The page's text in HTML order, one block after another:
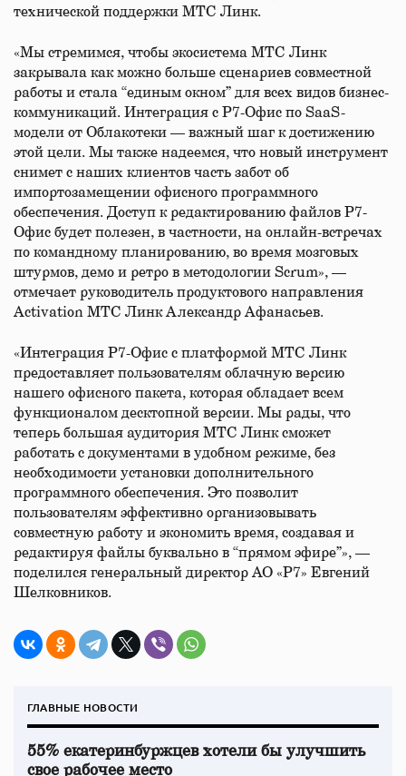
технической поддержки МТС Линк.
«Мы стремимся, чтобы экосистема МТС Линк
закрывала как можно больше сценариев совместной
работы и стала “единым окном” для всех видов бизнес-
коммуникаций. Интеграция с Р7-Офис по SaaS-
модели от Облакотеки — важный шаг к достижению
этой цели. Мы также надеемся, что новый инструмент
снимет с наших клиентов часть забот об
импортозамещении офисного программного
обеспечения. Доступ к редактированию файлов Р7-
Офис будет полезен, в частности, на онлайн-встречах
по командному планированию, во время мозговых
штурмов, демо и ретро в методологии Scrum», —
отмечает руководитель продуктового направления
Activation МТС Линк Александр Афанасьев.
«Интеграция Р7-Офис с платформой МТС Линк
предоставляет пользователям облачную версию
нашего офисного пакета, которая обладает всем
функционалом десктопной версии. Мы рады, что
теперь большая аудитория МТС Линк сможет
работать с документами в удобном режиме, без
необходимости установки дополнительного
программного обеспечения. Это позволит
пользователям эффективно организовывать
совместную работу и экономить время, создавая и
редактируя файлы буквально в “прямом эфире”», —
поделился генеральный директор АО «Р7» Евгений
Шелковников.
ГЛАВНЫЕ НОВОСТИ
55% екатеринбуржцев хотели бы улучшить
свое рабочее место